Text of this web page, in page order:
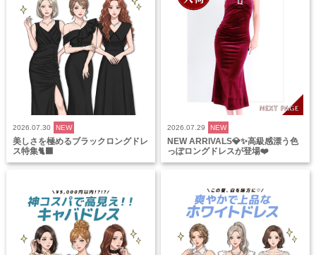
2026.07.30 NEW
美しさを極めるブラックロングドレ
ス特集🐈‍⬛
2026.07.29 NEW
NEW ARRIVALS💎✨高級感漂う色
っぽロングドレスが登場❤️